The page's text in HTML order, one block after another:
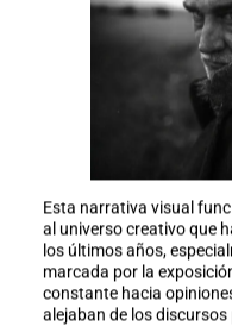
Esta narrativa visual
al universo creativo que
los últimos años,
marcada por la
constante hacia
alejaban de los